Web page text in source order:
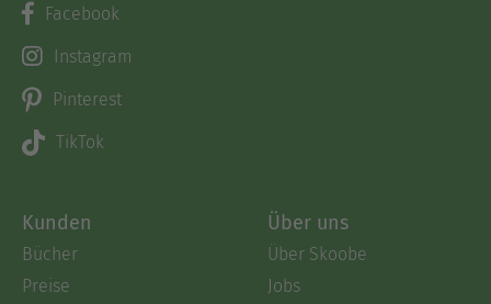
Facebook
Instagram
Pinterest
TikTok
Kunden
Bücher
Preise
Über uns
Über Skoobe
Jobs